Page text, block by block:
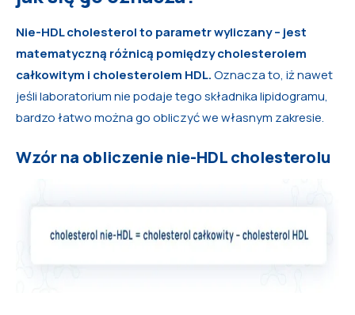
Nie-HDL cholesterol to parametr wyliczany – jest
matematyczną różnicą pomiędzy cholesterolem
całkowitym i cholesterolem HDL.Oznacza to, iż nawet
jeśli laboratorium nie podaje tego składnika lipidogramu,
bardzo łatwo można go obliczyć we własnym zakresie.
Wzór na obliczenie nie-HDL cholesterolu